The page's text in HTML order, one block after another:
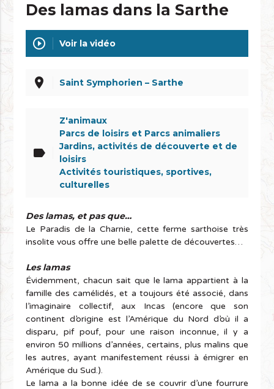
Des lamas dans la Sarthe
play_circle_outline Voir la vidéo
place Saint Symphorien – Sarthe
label
Z'animaux
Parcs de loisirs et Parcs animaliers
Jardins, activités de découverte et de
loisirs
Activités touristiques, sportives,
culturelles
Des lamas, et pas que…
Le Paradis de la Charnie, cette ferme sarthoise très
insolite vous offre une belle palette de découvertes…
Les lamas
Évidemment, chacun sait que le lama appartient à la
famille des camélidés, et a toujours été associé, dans
l’imaginaire collectif, aux Incas (encore que son
continent d’origine est l’Amérique du Nord d’où il a
disparu, pif pouf, pour une raison inconnue, il y a
environ 50 millions d’années, certains, plus malins que
les autres, ayant manifestement réussi à émigrer en
Amérique du Sud.).
Le lama a la bonne idée de se couvrir d’une fourrure